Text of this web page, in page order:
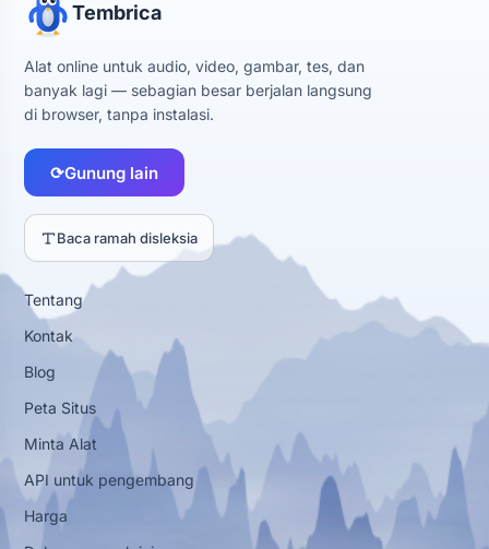
Tembrica
Alat online untuk audio, video, gambar, tes, dan
banyak lagi — sebagian besar berjalan langsung
di browser, tanpa instalasi.
⟳Gunung lain
Baca ramah disleksia
Tentang
Kontak
Blog
Peta Situs
Minta Alat
API untuk pengembang
Harga